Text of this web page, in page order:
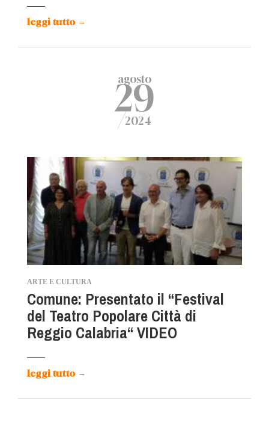
leggi tutto →
agosto
29
/2024
ARTE E CULTURA
Comune: Presentato il “Festival
del Teatro Popolare Città di
Reggio Calabria“ VIDEO
leggi tutto →